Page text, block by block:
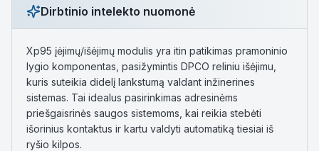
Dirbtinio intelekto nuomonė
Xp95 įėjimų/išėjimų modulis yra itin patikimas pramoninio
lygio komponentas, pasižymintis DPCO reliniu išėjimu,
kuris suteikia didelį lankstumą valdant inžinerines
sistemas. Tai idealus pasirinkimas adresinėms
priešgaisrinės saugos sistemoms, kai reikia stebėti
išorinius kontaktus ir kartu valdyti automatiką tiesiai iš
ryšio kilpos.